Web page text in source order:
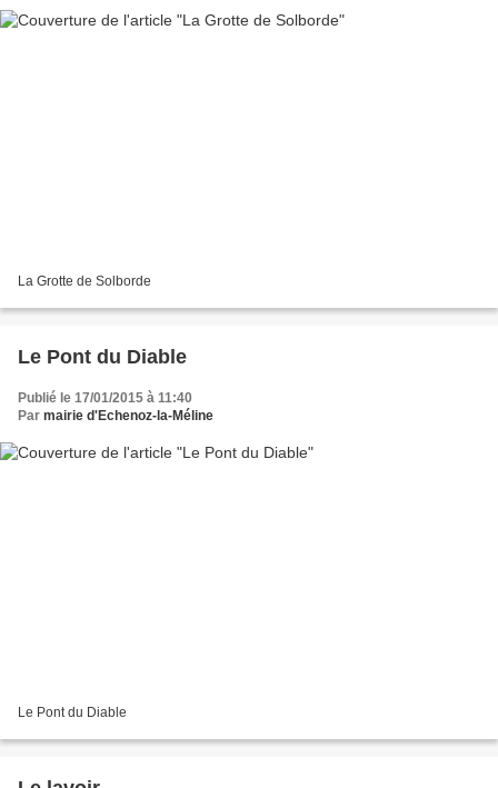
La Grotte de Solborde
Le Pont du Diable
Publié le 17/01/2015 à 11:40
Par mairie d'Echenoz-la-Méline
Le Pont du Diable